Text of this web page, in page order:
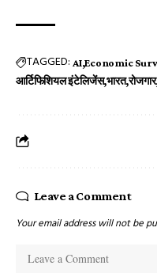
TAGGED: AI Economic
आर्टिफिशियल इंटेलिजेंस भारत रोजगार
Leave a Comment
Your email address will not be